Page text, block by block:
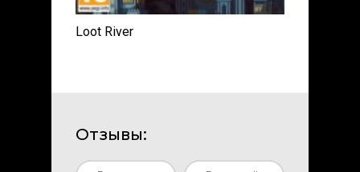
Loot River
Отзывы: